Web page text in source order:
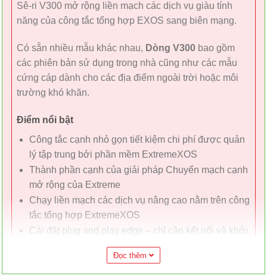
Sê-ri V300 mở rộng liền mạch các dịch vụ giàu tính
năng của công tắc tổng hợp EXOS sang biên mạng.
Có sẵn nhiều mẫu khác nhau, Dòng V300 bao gồm
các phiên bản sử dụng trong nhà cũng như các mẫu
cứng cáp dành cho các địa điểm ngoài trời hoặc môi
trường khó khăn.
Điểm nổi bật
Công tắc cạnh nhỏ gọn tiết kiệm chi phí được quản
lý tập trung bởi phần mềm ExtremeXOS
Thành phần cạnh của giải pháp Chuyển mạch cạnh
mở rộng của Extreme
Chạy liền mạch các dịch vụ nâng cao nằm trên công
tắc tổng hợp ExtremeXOS
Cài đặt plug and play edge – chỉ cần kết nối và khởi
Nhiều kiểu máy cung cấp 8 cổng truy cập 1GbE
Đọc thêm